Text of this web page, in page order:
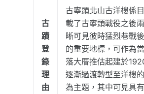
古
蹟
登
錄
理
由
古寧頭北山古洋樓係
載了古寧頭戰役之後
晰可見彼時猛烈巷戰
的重要地標，可作為
落大厝推估起建於
逐漸過渡轉型至洋樓
為主題，其中可見具